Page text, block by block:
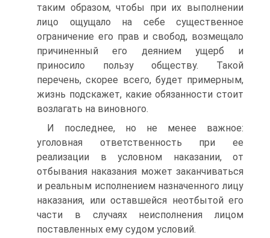
таким образом, чтобы при их выполнении
лицо ощущало на себе существенное
ограничение его прав и свобод, возмещало
причиненный его деянием ущерб и
приносило пользу обществу. Такой
перечень, скорее всего, будет примерным,
жизнь подскажет, какие обязанности стоит
возлагать на виновного.
И последнее, но не менее важное:
уголовная ответственность при ее
реализации в условном наказании, от
отбывания наказания может заканчиваться
и реальным исполнением назначенного лицу
наказания, или оставшейся неотбытой его
части в случаях неисполнения лицом
поставленных ему судом условий.